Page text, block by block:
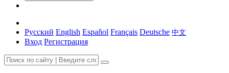
Русский English Español Français Deutsche 中文
Вход Регистрация